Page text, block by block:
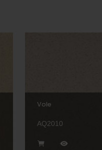
Vole
AQ2010